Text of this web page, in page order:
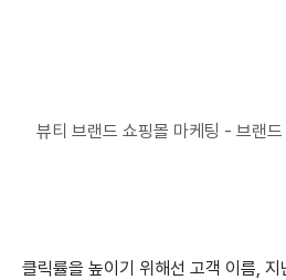
뷰티 브랜드 쇼핑몰 마케팅 - 브랜
클릭률을 높이기 위해선 고객 이름,